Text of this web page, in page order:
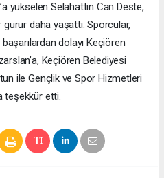
yükselen Selahattin Can Deste,
gurur daha yaşattı. Sporcular,
dolayı Keçiören
Keçiören Belediyesi
ile Gençlik ve Spor Hizmetleri
teşekkür etti.